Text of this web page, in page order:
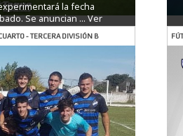
la fecha
Se anuncian ...Ver
- TERCERA DIVISIÓN B